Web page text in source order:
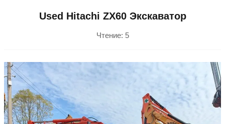
Used Hitachi ZX60 Экскаватор
Чтение: 5